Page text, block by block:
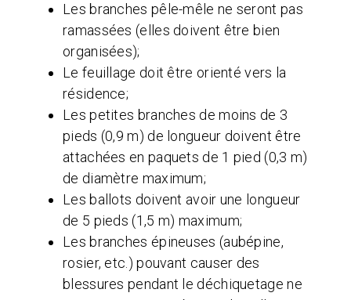
Les branches pêle-mêle ne seront pas
ramassées (elles doivent être bien
organisées);
Le feuillage doit être orienté vers la
résidence;
Les petites branches de moins de 3
pieds (0,9 m) de longueur doivent être
attachées en paquets de 1 pied (0,3 m)
de diamètre maximum;
Les ballots doivent avoir une longueur
de 5 pieds (1,5 m) maximum;
Les branches épineuses (aubépine,
rosier, etc.) pouvant causer des
blessures pendant le déchiquetage ne